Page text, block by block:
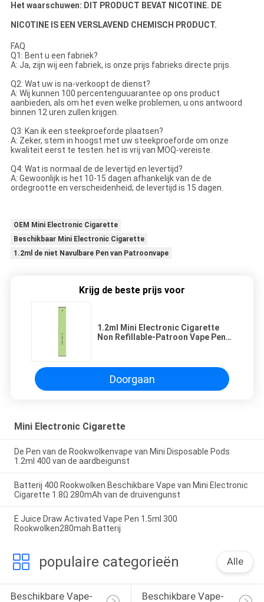
Het waarschuwen: DIT PRODUCT BEVAT NICOTINE. DE
NICOTINE IS EEN VERSLAVEND CHEMISCH PRODUCT.
FAQ
Q1: Bent u een fabriek?
A: Ja, zijn wij een fabriek, is onze prijs fabrieks directe prijs.
Q2: Wat uw is na-verkoopt de dienst?
A: Wij kunnen 100 percentenguuarantee op ons product
aanbieden, als om het even welke problemen, u ons antwoord
binnen 12 uren zullen krijgen.
Q3: Kan ik een steekproeforde plaatsen?
A: Zeker, stem in hoogst met uw steekproeforde om onze
kwaliteit eerst te testen. het is vrij van MOQ-vereiste.
Q4: Wat is normaal de de levertijd en levertijd?
A: Gewoonlijk is het 10-15 dagen afhankelijk van de de
ordegrootte en verscheidenheid; de levertijd is 15 dagen.
OEM Mini Electronic Cigarette
Beschikbaar Mini Electronic Cigarette
1.2ml de niet Navulbare Pen van Patroonvape
Krijg de beste prijs voor
1.2ml Mini Electronic Cigarette
Non Refillable-Patroon Vape Pen
Doorgaan
Mini Electronic Cigarette
De Pen van de Rookwolkenvape van Mini Disposable Pods
1.2ml 400 van de aardbeigunst
Batterij 400 Rookwolken Beschikbare Vape van Mini Electronic
Cigarette 1.8Ω 280mAh van de druivengunst
E Juice Draw Activated Vape Pen 1.5ml 300
Rookwolken280mah Batterij
populaire categorieën Alle
Beschikbare Vape- Beschikbare Vape-